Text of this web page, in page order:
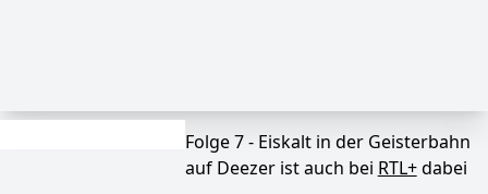
Folge 7 - Eiskalt in der Geisterbahn
auf Deezer ist auch bei RTL+dabei